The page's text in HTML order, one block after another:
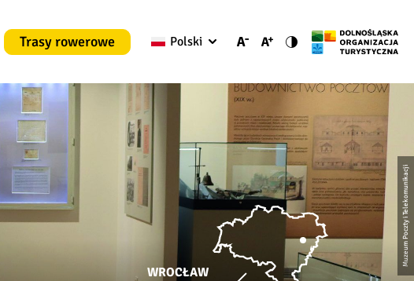
Trasy rowerowe Polski
Muzeum Poczty i Telekomunikacji
WROCŁAW